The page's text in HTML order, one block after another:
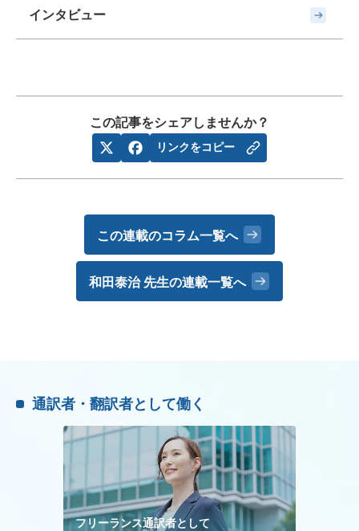
インタビュー
この記事をシェアしませんか？
リンクをコピー
この連載のコラム一覧へ
和田泰治 先生の連載一覧へ
通訳者・翻訳者として働く
フリーランス通訳者として